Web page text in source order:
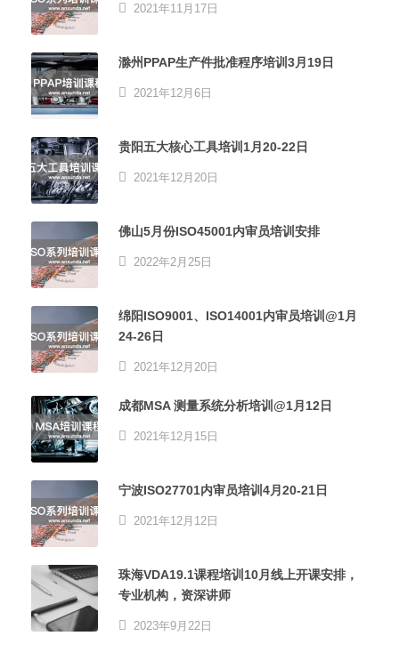
2021年11月17日
滁州PPAP生产件批准程序培训3月19日
2021年12月6日
贵阳五大核心工具培训1月20-22日
2021年12月20日
佛山5月份ISO45001内审员培训安排
2022年2月25日
绵阳ISO9001、ISO14001内审员培训@1月
24-26日
2021年12月20日
成都MSA 测量系统分析培训@1月12日
2021年12月15日
宁波ISO27701内审员培训4月20-21日
2021年12月12日
珠海VDA19.1课程培训10月线上开课安排，
专业机构，资深讲师
2023年9月22日